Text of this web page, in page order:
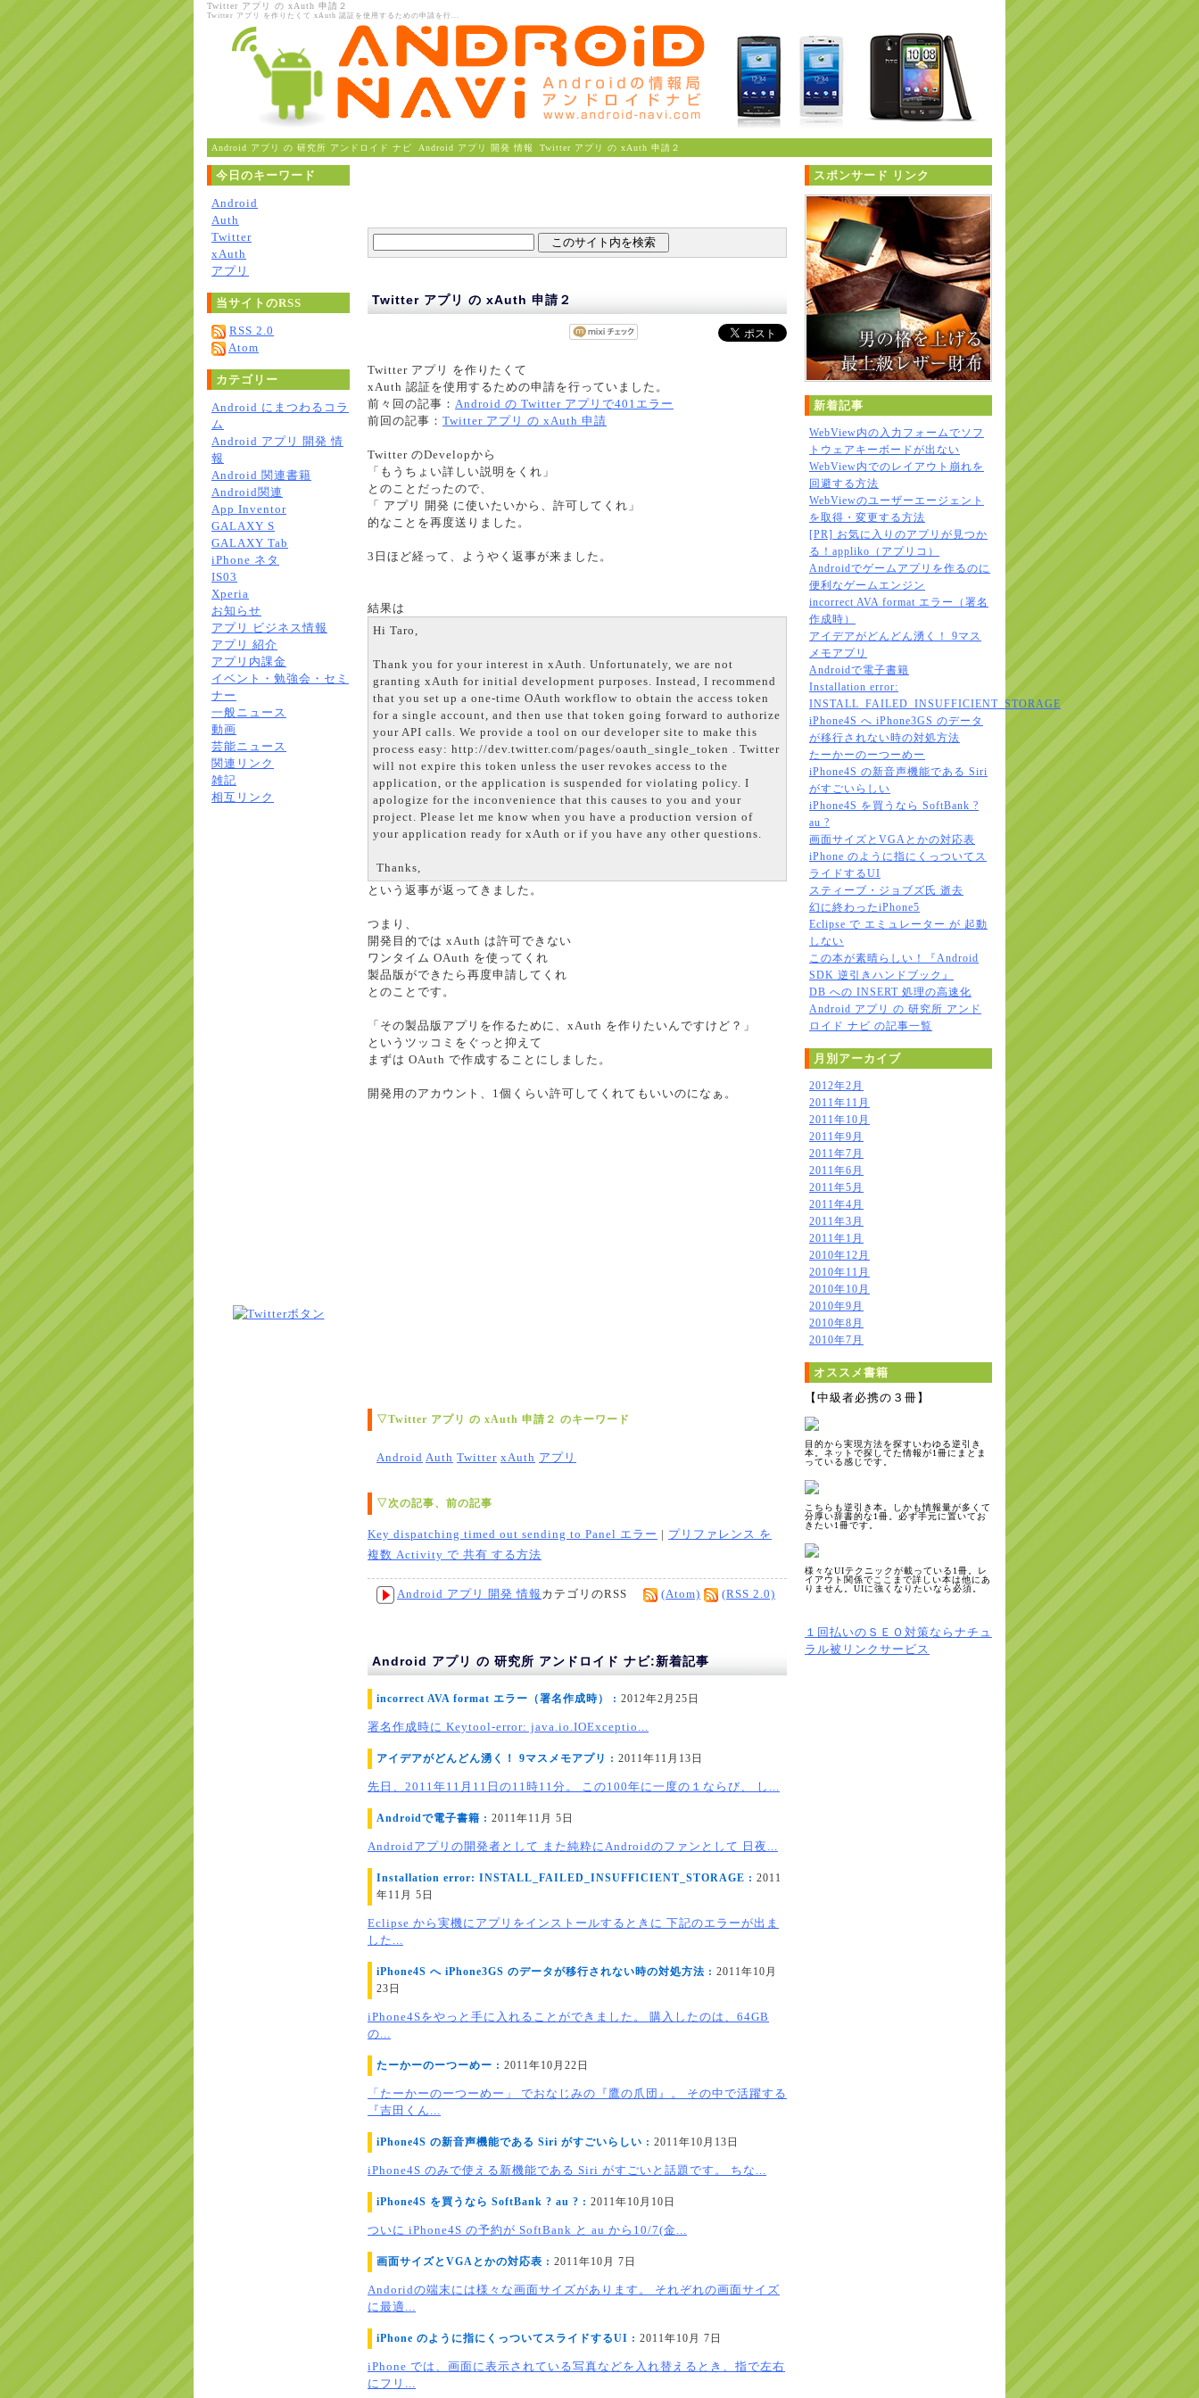
Twitter アプリ の xAuth 申請２
Twitter アプリ を作りたくて xAuth 認証を使用するための申請を行...
Android アプリ の 研究所 アンドロイド ナビ Android アプリ 開発 情報 Twitter アプリ の xAuth 申請２
Twitter アプリ の xAuth 申請２
Twitter アプリ を作りたくて
xAuth 認証を使用するための申請を行っていました。
前々回の記事： Android の Twitter アプリで401エラー
前回の記事： Twitter アプリ の xAuth 申請
Twitter のDevelopから
「もうちょい詳しい説明をくれ」
とのことだったので、
「 アプリ 開発 に使いたいから、許可してくれ」
的なことを再度送りました。
3日ほど経って、ようやく返事が来ました。
結果は
Hi Taro,
Thank you for your interest in xAuth. Unfortunately, we are not
granting xAuth for initial development purposes. Instead, I recommend
that you set up a one-time OAuth workflow to obtain the access token
for a single account, and then use that token going forward to authorize
your API calls. We provide a tool on our developer site to make this
process easy: http://dev.twitter.com/pages/oauth_single_token . Twitter
will not expire this token unless the user revokes access to the
application, or the application is suspended for violating policy. I
apologize for the inconvenience that this causes to you and your
project. Please let me know when you have a production version of
your application ready for xAuth or if you have any other questions.
Thanks,
という返事が返ってきました。
つまり、
開発目的では xAuth は許可できない
ワンタイム OAuth を使ってくれ
製品版ができたら再度申請してくれ
とのことです。
「その製品版アプリを作るために、xAuth を作りたいんですけど？」
というツッコミをぐっと抑えて
まずは OAuth で作成することにしました。
開発用のアカウント、1個くらい許可してくれてもいいのになぁ。
▽Twitter アプリ の xAuth 申請２ のキーワード
Android Auth Twitter xAuth アプリ
▽次の記事、前の記事
Key dispatching timed out sending to Panel エラー | プリファレンス を
複数 Activity で 共有 する方法
Android アプリ 開発 情報 カテゴリのRSS (Atom) (RSS 2.0)
Android アプリ の 研究所 アンドロイド ナビ:新着記事
incorrect AVA format エラー（署名作成時） : 2012年2月25日
署名作成時に Keytool-error: java.io.IOExceptio...
アイデアがどんどん湧く！ 9マスメモアプリ : 2011年11月13日
先日、2011年11月11日の11時11分。 この100年に一度の１ならび、 し...
Androidで電子書籍 : 2011年11月 5日
Androidアプリの開発者として また純粋にAndroidのファンとして 日夜...
Installation error: INSTALL_FAILED_INSUFFICIENT_STORAGE : 2011
年11月 5日
Eclipse から実機にアプリをインストールするときに 下記のエラーが出ま
した...
iPhone4S へ iPhone3GS のデータが移行されない時の対処方法 : 2011年10月
23日
iPhone4Sをやっと手に入れることができました。 購入したのは、64GB
の...
たーかーのーつーめー : 2011年10月22日
「たーかーのーつーめー」 でおなじみの『鷹の爪団』。 その中で活躍する
『吉田くん...
iPhone4S の新音声機能である Siri がすごいらしい : 2011年10月13日
iPhone4S のみで使える新機能である Siri がすごいと話題です。 ちな...
iPhone4S を買うなら SoftBank ? au ? : 2011年10月10日
ついに iPhone4S の予約が SoftBank と au から10/7(金...
画面サイズとVGAとかの対応表 : 2011年10月 7日
Andoridの端末には様々な画面サイズがあります。 それぞれの画面サイズ
に最適...
iPhone のように指にくっついてスライドするUI : 2011年10月 7日
iPhone では、画面に表示されている写真などを入れ替えるとき、指で左右
にフリ...
今日のキーワード
Android
Auth
Twitter
xAuth
アプリ
当サイトのRSS
RSS 2.0
Atom
カテゴリー
Android にまつわるコラ
ム
Android アプリ 開発 情
報
Android 関連書籍
Android関連
App Inventor
GALAXY S
GALAXY Tab
iPhone ネタ
IS03
Xperia
お知らせ
アプリ ビジネス情報
アプリ 紹介
アプリ内課金
イベント・勉強会・セミ
ナー
一般ニュース
動画
芸能ニュース
関連リンク
雑記
相互リンク
スポンサード リンク
新着記事
WebView内の入力フォームでソフ
トウェアキーボードが出ない
WebView内でのレイアウト崩れを
回避する方法
WebViewのユーザーエージェント
を取得・変更する方法
[PR] お気に入りのアプリが見つか
る！appliko（アプリコ）
Androidでゲームアプリを作るのに
便利なゲームエンジン
incorrect AVA format エラー（署名
作成時）
アイデアがどんどん湧く！ 9マス
メモアプリ
Androidで電子書籍
Installation error:
INSTALL_FAILED_INSUFFICIENT_STORAGE
iPhone4S へ iPhone3GS のデータ
が移行されない時の対処方法
たーかーのーつーめー
iPhone4S の新音声機能である Siri
がすごいらしい
iPhone4S を買うなら SoftBank ?
au ?
画面サイズとVGAとかの対応表
iPhone のように指にくっついてス
ライドするUI
スティーブ・ジョブズ氏 逝去
幻に終わったiPhone5
Eclipse で エミュレーター が 起動
しない
この本が素晴らしい！『Android
SDK 逆引きハンドブック』
DB への INSERT 処理の高速化
Android アプリ の 研究所 アンド
ロイド ナビ の記事一覧
月別アーカイブ
2012年2月
2011年11月
2011年10月
2011年9月
2011年7月
2011年6月
2011年5月
2011年4月
2011年3月
2011年1月
2010年12月
2010年11月
2010年10月
2010年9月
2010年8月
2010年7月
オススメ書籍
【中級者必携の３冊】
目的から実現方法を探すいわゆる逆引き
本。ネットで探してた情報が1冊にまとま
っている感じです。
こちらも逆引き本。しかも情報量が多くて
分厚い辞書的な1冊。必ず手元に置いてお
きたい1冊です。
様々なUIテクニックが載っている1冊。レ
イアウト関係でここまで詳しい本は他にあ
りません。UIに強くなりたいなら必須。
１回払いのＳＥＯ対策ならナチュ
ラル被リンクサービス